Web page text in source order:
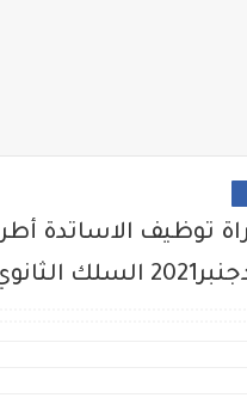
توظيف الاساتدة أطر
الثانوي